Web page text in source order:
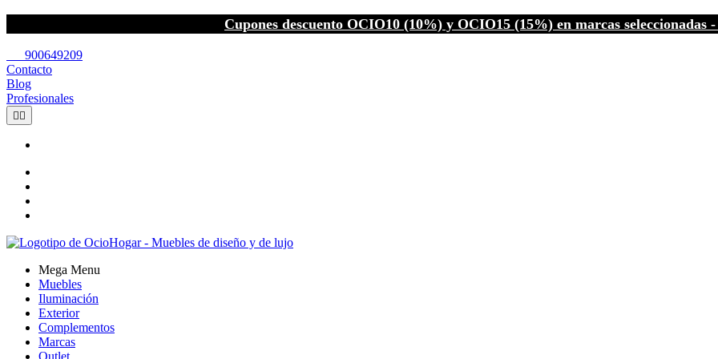
Cupones descuento OCIO10 (10%) y OCIO15 (15%) en marcas seleccionadas
900649209
Contacto
Blog
Profesionales
 
Mega Menu
Muebles
Iluminación
Exterior
Complementos
Marcas
Outlet